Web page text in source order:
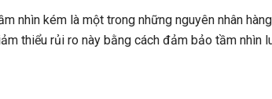
nhìn kém là một trong những nguyên nhân
thiểu rủi ro này bằng cách đảm bảo tầm nhìn